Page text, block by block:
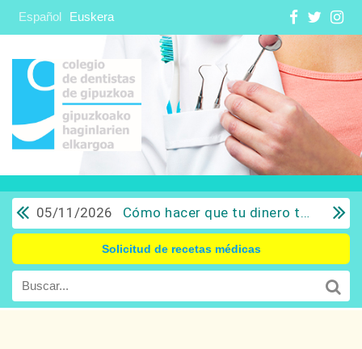
Español Euskera
05/11/2026 Cómo hacer que tu dinero trabaje para ti: Del ahorro a la inversión con sentido común.
Solicitud de recetas médicas